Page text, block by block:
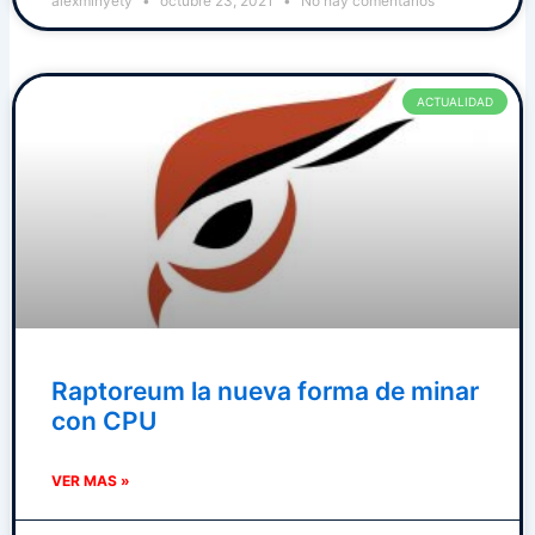
ACTUALIDAD
Raptoreum la nueva forma de minar
con CPU
VER MAS »